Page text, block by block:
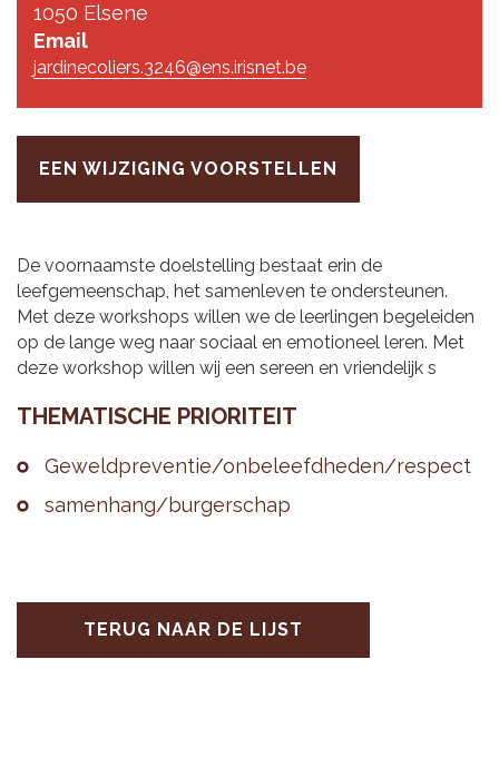
1050 Elsene
Email
jardinecoliers.3246@ens.irisnet.be
EEN WIJZIGING VOORSTELLEN
De voornaamste doelstelling bestaat erin de
leefgemeenschap, het samenleven te ondersteunen.
Met deze workshops willen we de leerlingen begeleiden
op de lange weg naar sociaal en emotioneel leren. Met
deze workshop willen wij een sereen en vriendelijk s
THE­MA­TI­SCHE PRI­O­RI­TEIT
Ge­weld­pre­ven­tie/on­be­leefd­he­den/res­pect
sa­men­hang/bur­ger­schap
TERUG NAAR DE LIJST